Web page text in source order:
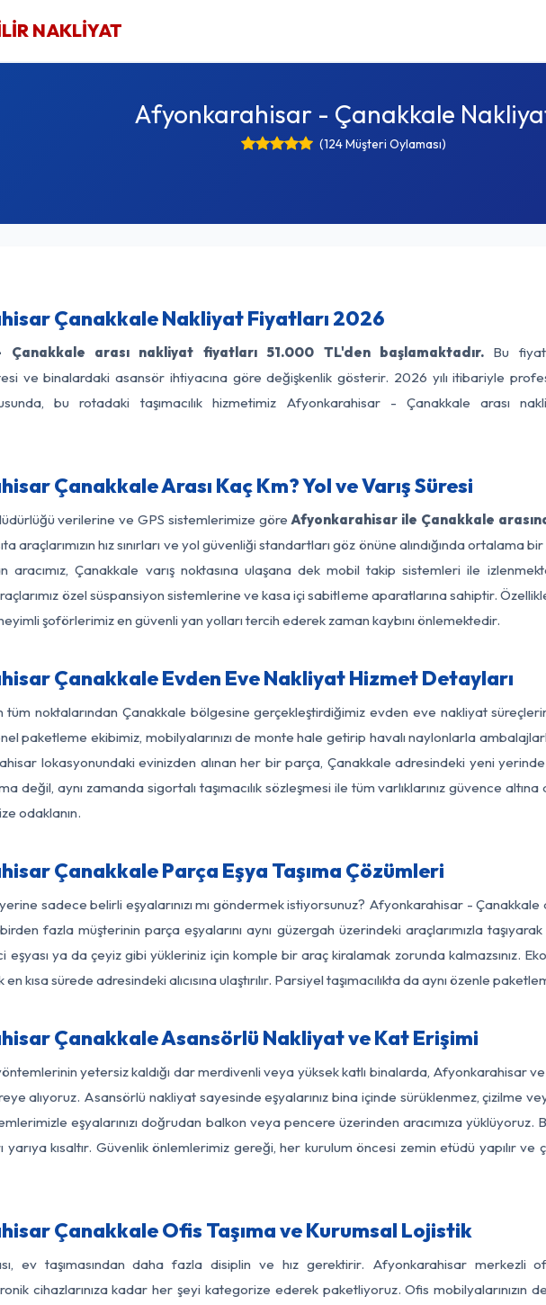
NAKLİYAT
Afyonkarahisar - Çanakkale
(124 Müşteri Oylaması)
Çanakkale Nakliyat Fiyatları 2026
Çanakkale arası nakliyat fiyatları 51.000 TL'den başlamaktadır.Bu
ve binalardaki asansör ihtiyacına göre değişkenlik gösterir. 2026 yılı itibariyle
bu rotadaki taşımacılık hizmetimiz Afyonkarahisar - Çanakkale arası
Çanakkale Arası Kaç Km? Yol ve Varış Süresi
verilerine ve GPS sistemlerimize göreAfyonkarahisar ile Çanakkale
araçlarımızın hız sınırları ve yol güvenliği standartları göz önüne alındığında
aracımız, Çanakkale varış noktasına ulaşana dek mobil takip sistemleri ile
özel süspansiyon sistemlerine ve kasa içi sabitleme aparatlarına sahiptir.
şoförlerimiz en güvenli yan yolları tercih ederek zaman kaybını önlemektedir.
Çanakkale Evden Eve Nakliyat Hizmet Detayları
tüm noktalarından Çanakkale bölgesine gerçekleştirdiğimiz evden eve nakliyat
paketleme ekibimiz, mobilyalarınızı de monte hale getirip havalı naylonlarla
lokasyonundaki evinizden alınan her bir parça, Çanakkale adresindeki yeni
değil, aynı zamanda sigortalı taşımacılık sözleşmesi ile tüm varlıklarınız güvence altına
odaklanın.
Çanakkale Parça Eşya Taşıma Çözümleri
sadece belirli eşyalarınızı mı göndermek istiyorsunuz? Afyonkarahisar -
fazla müşterinin parça eşyalarını aynı güzergah üzerindeki araçlarımızla
eşyası ya da çeyiz gibi yükleriniz için komple bir araç kiralamak zorunda kalmazsınız.
kısa sürede adresindeki alıcısına ulaştırılır. Parsiyel taşımacılıkta da aynı özenle
Çanakkale Asansörlü Nakliyat ve Kat Erişimi
yetersiz kaldığı dar merdivenli veya yüksek katlı binalarda, Afyonkarahisar
alıyoruz. Asansörlü nakliyat sayesinde eşyalarınız bina içinde sürüklenmez, çizilme
eşyalarınızı doğrudan balkon veya pencere üzerinden aracımıza
yarıya kısaltır. Güvenlik önlemlerimiz gereği, her kurulum öncesi zemin etüdü yapılır
Çanakkale Ofis Taşıma ve Kurumsal Lojistik
ev taşımasından daha fazla disiplin ve hız gerektirir. Afyonkarahisar merkezli
cihazlarınıza kadar her şeyi kategorize ederek paketliyoruz. Ofis mobilyalarınızın